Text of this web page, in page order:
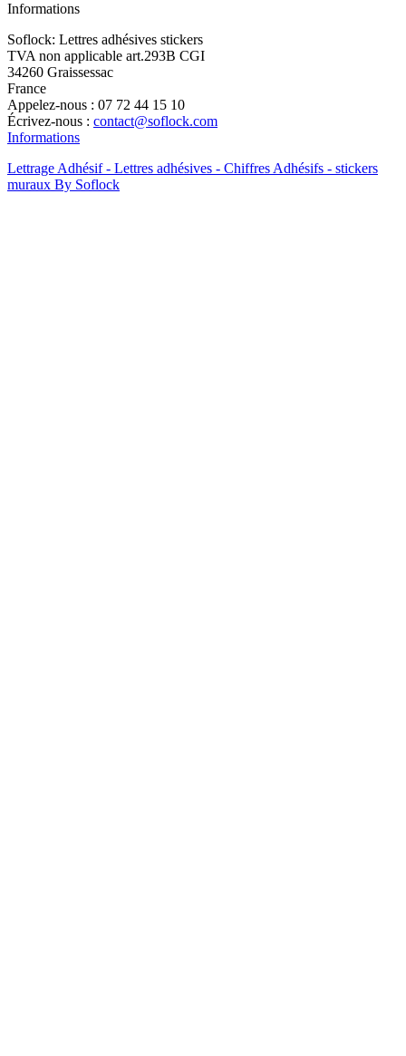
Informations
Soflock: Lettres adhésives stickers
TVA non applicable art.293B CGI
34260 Graissessac
France
Appelez-nous : 07 72 44 15 10
Écrivez-nous : contact@soflock.com
Informations
Lettrage Adhésif - Lettres adhésives - Chiffres Adhésifs - stickers
muraux By Soflock